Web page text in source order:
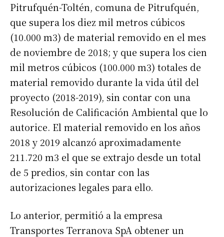
Pitrufquén-Toltén, comuna de Pitrufquén,
que supera los diez mil metros cúbicos
(10.000 m3) de material removido en el mes
de noviembre de 2018; y que supera los cien
mil metros cúbicos (100.000 m3) totales de
material removido durante la vida útil del
proyecto (2018-2019), sin contar con una
Resolución de Calificación Ambiental que lo
autorice. El material removido en los años
2018 y 2019 alcanzó aproximadamente
211.720 m3 el que se extrajo desde un total
de 5 predios, sin contar con las
autorizaciones legales para ello.
Lo anterior, permitió a la empresa
Transportes Terranova SpA obtener un